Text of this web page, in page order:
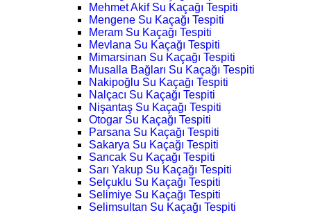
Mehmet Akif Su Kaçağı Tespiti
Mengene Su Kaçağı Tespiti
Meram Su Kaçağı Tespiti
Mevlana Su Kaçağı Tespiti
Mimarsinan Su Kaçağı Tespiti
Musalla Bağları Su Kaçağı Tespiti
Nakipoğlu Su Kaçağı Tespiti
Nalçacı Su Kaçağı Tespiti
Nişantaş Su Kaçağı Tespiti
Otogar Su Kaçağı Tespiti
Parsana Su Kaçağı Tespiti
Sakarya Su Kaçağı Tespiti
Sancak Su Kaçağı Tespiti
Sarı Yakup Su Kaçağı Tespiti
Selçuklu Su Kaçağı Tespiti
Selimiye Su Kaçağı Tespiti
Selimsultan Su Kaçağı Tespiti